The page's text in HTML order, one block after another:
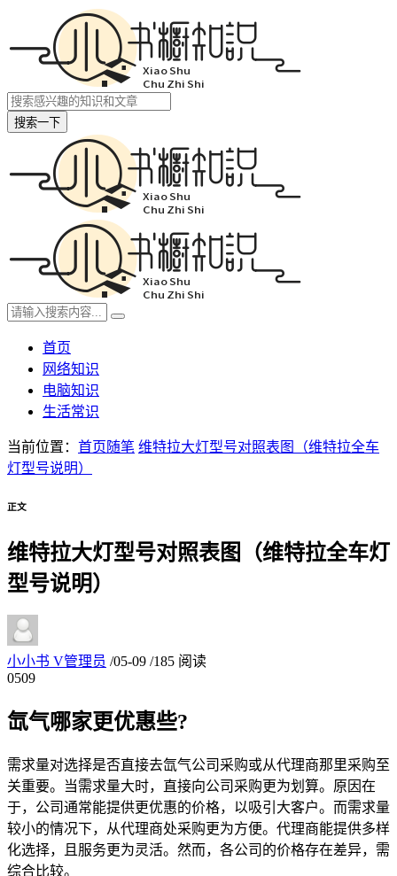
搜索一下
首页
网络知识
电脑知识
生活常识
当前位置： 首页随笔 维特拉大灯型号对照表图（维特拉全车
灯型号说明）
正文
维特拉大灯型号对照表图（维特拉全车灯
型号说明）
小小书 V管理员 /05-09 /185 阅读
0509
氙气哪家更优惠些?
需求量对选择是否直接去氙气公司采购或从代理商那里采购至
关重要。当需求量大时，直接向公司采购更为划算。原因在
于，公司通常能提供更优惠的价格，以吸引大客户。而需求量
较小的情况下，从代理商处采购更为方便。代理商能提供多样
化选择，且服务更为灵活。然而，各公司的价格存在差异，需
综合比较。